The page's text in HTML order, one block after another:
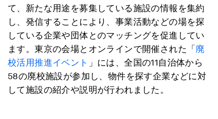
て、新たな用途を募集している施設の情報を集約
し、発信することにより、事業活動などの場を探
している企業や団体とのマッチングを促進してい
ます。東京の会場とオンラインで開催された「 廃
校活用推進イベント 」には、全国の11自治体から
58の廃校施設が参加し、物件を探す企業などに対
して施設の紹介や説明が行われました。